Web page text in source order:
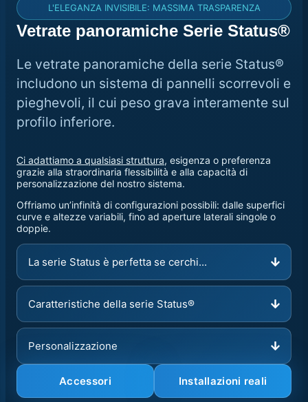
L'ELEGANZA INVISIBILE: MASSIMA TRASPARENZA
Vetrate panoramiche Serie Status®
Le vetrate panoramiche della serie Status®
includono un sistema di pannelli scorrevoli e
pieghevoli, il cui peso grava interamente sul
profilo inferiore.
Ci adattiamo a qualsiasi struttura, esigenza o preferenza
grazie alla straordinaria flessibilità e alla capacità di
personalizzazione del nostro sistema.
Offriamo un’infinità di configurazioni possibili: dalle superfici
curve e altezze variabili, fino ad aperture laterali singole o
doppie.
La serie Status è perfetta se cerchi...
Caratteristiche della serie Status®
Personalizzazione
Accessori Installazioni reali